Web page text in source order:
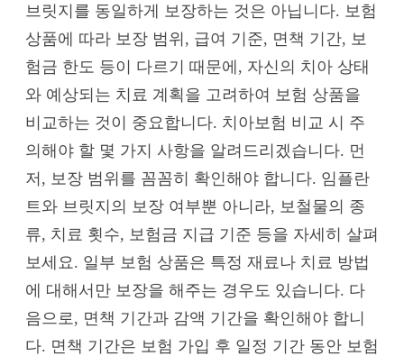
브릿지를 동일하게 보장하는 것은 아닙니다. 보험
상품에 따라 보장 범위, 급여 기준, 면책 기간, 보
험금 한도 등이 다르기 때문에, 자신의 치아 상태
와 예상되는 치료 계획을 고려하여 보험 상품을
비교하는 것이 중요합니다. 치아보험 비교 시 주
의해야 할 몇 가지 사항을 알려드리겠습니다. 먼
저, 보장 범위를 꼼꼼히 확인해야 합니다. 임플란
트와 브릿지의 보장 여부뿐 아니라, 보철물의 종
류, 치료 횟수, 보험금 지급 기준 등을 자세히 살펴
보세요. 일부 보험 상품은 특정 재료나 치료 방법
에 대해서만 보장을 해주는 경우도 있습니다. 다
음으로, 면책 기간과 감액 기간을 확인해야 합니
다. 면책 기간은 보험 가입 후 일정 기간 동안 보험